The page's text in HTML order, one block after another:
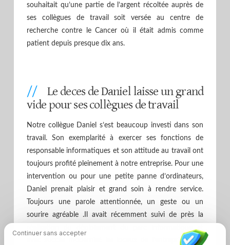
souhaitait qu’une partie de l’argent récoltée auprès de
ses collègues de travail soit versée au centre de
recherche contre le Cancer où il était admis comme
patient depuis presque dix ans.
Le deces de Daniel laisse un grand
vide pour ses collègues de travail
Notre collègue Daniel s’est beaucoup investi dans son
travail. Son exemplarité à exercer ses fonctions de
responsable informatiques et son attitude au travail ont
toujours profité pleinement à notre entreprise. Pour une
intervention ou pour une petite panne d’ordinateurs,
Daniel prenait plaisir et grand soin à rendre service.
Toujours une parole attentionnée, un geste ou un
sourire agréable .Il avait récemment suivi de près la
réalisation du déploiement du parc informatique et
avec succès modernisé les locaux de l’entreprise. Son
Continuer sans accepter